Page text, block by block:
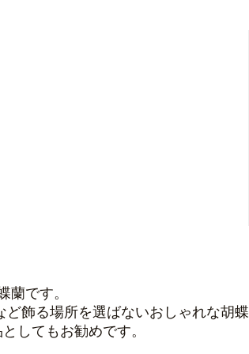
蘭です。
飾る場所を選ばないおしゃれな胡蝶
してもお勧めです。